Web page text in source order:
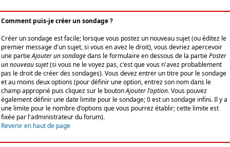
Comment puis-je créer un sondage ?
Créer un sondage est facile; lorsque vous postez un nouveau sujet (ou éditez le
premier message d'un sujet, si vous en avez le droit), vous devriez apercevoir
une partieAjouter un sondagedans le formulaire en dessous de la partiePoster
un nouveau sujet(si vous ne le voyez pas, c'est que vous n'avez probablement
pas le droit de créer des sondages). Vous devez entrer un titre pour le sondage
et au moins deux options (pour définir une option, entrez son nom dans le
champ approprié puis cliquez sur le boutonAjouter l'option. Vous pouvez
également définir une date limite pour le sondage; 0 est un sondage infini. Il y a
une limite pour le nombre d'options que vous pourrez établir; cette limite est
fixée par l'administrateur du forum).
Revenir en haut de page